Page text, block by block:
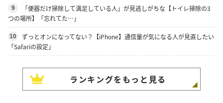
9
「便器だけ掃除して満足している人」が見逃しがちな【トイレ掃除の3
つの場所】「忘れてた…」
10
ずっとオンになってない？【iPhone】通信量が気になる人が見直したい
「Safariの設定」
ランキングをもっと見る